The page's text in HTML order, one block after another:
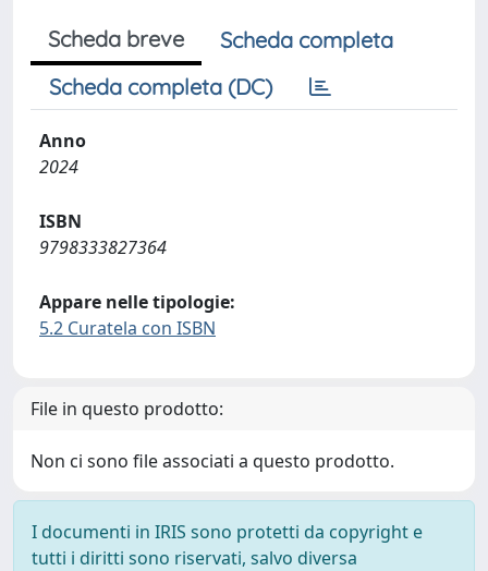
Scheda breve
Scheda completa
Scheda completa (DC)
Anno
2024
ISBN
9798333827364
Appare nelle tipologie:
5.2 Curatela con ISBN
File in questo prodotto:
Non ci sono file associati a questo prodotto.
I documenti in IRIS sono protetti da copyright e
tutti i diritti sono riservati, salvo diversa